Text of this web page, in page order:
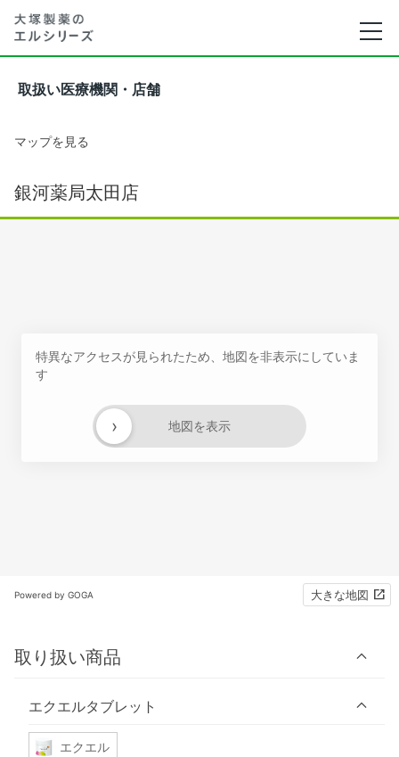
取扱い医療機関・店舗
マップを見る
銀河薬局太田店
特異なアクセスが見られたため、地図を非表示にしていま
す
地図を表示
›
Powered by GOGA 大きな地図
取り扱い商品
エクエルタブレット
エクエル